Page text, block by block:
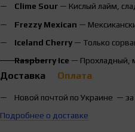
Clime Sour — Кислый лайм,
Frezzy Mexican —
Iceland Cherry — Только
Raspberry Ice — Прохладный,
Доставка Оплата
Новой почтой по Украине —
Подробнее о доставке